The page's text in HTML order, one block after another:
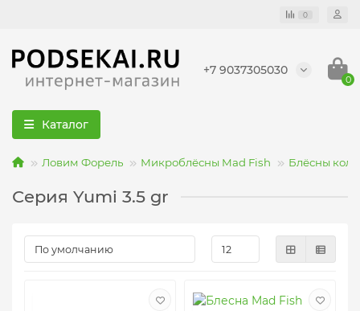
0
+7 9037305030
0
Каталог
Ловим Форель Микроблёсны Mad Fish Блёсны
Серия Yumi 3.5 gr